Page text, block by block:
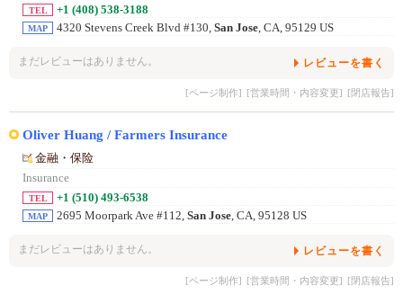
TEL +1 (408) 538-3188
MAP 4320 Stevens Creek Blvd #130, San Jose, CA, 95129 US
まだレビューはありません。 レビューを書く
[ページ制作] [営業時間・内容変更] [閉店報告]
Oliver Huang / Farmers Insurance
金融・保险
Insurance
TEL +1 (510) 493-6538
MAP 2695 Moorpark Ave #112, San Jose, CA, 95128 US
まだレビューはありません。 レビューを書く
[ページ制作] [営業時間・内容変更] [閉店報告]